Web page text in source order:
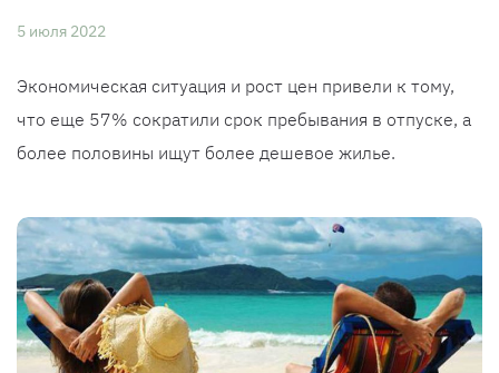
5 июля 2022
Экономическая ситуация и рост цен привели к тому,
что еще 57% сократили срок пребывания в отпуске, а
более половины ищут более дешевое жилье.